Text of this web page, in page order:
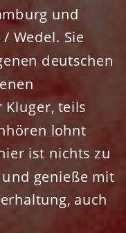
und
Wedel. Sie
deutschen
teils
lohnt
ist nichts zu
genieße mit
auch